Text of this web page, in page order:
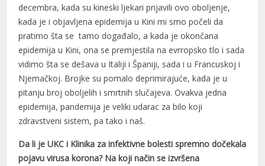
decembra, kada su kineski ljekari prijavili ovo oboljenje,
kada je i objavljena epidemija u Kini mi smo počeli da
pratimo šta se tamo događalo, a kada je okončana
epidemija u Kini, ona se premjestila na evrropsko tlo i sada
vidimo šta se dešava u Italiji i Španiji, sada i u Francuskoj i
Njemačkoj. Brojke su pomalo deprimirajuće, kada je u
pitanju broj oboljelih i smrtnih slučajeva. Ovakva jedna
epidemija, pandemija je veliki udarac za bilo koji
zdravstveni sistem, pa tako i naš.
Da li je UKC i Klinika za infektivne bolesti spremno dočekala
pojavu virusa korona? Na koji način se izvršena